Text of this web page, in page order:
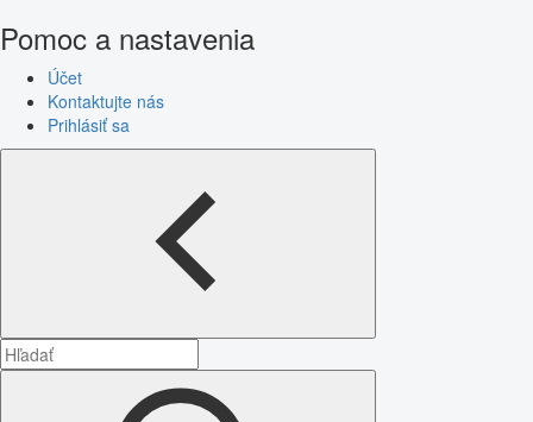
Pomoc a nastavenia
Účet
Kontaktujte nás
Prihlásiť sa